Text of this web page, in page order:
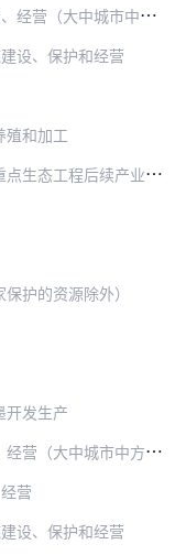
（大中城市中方控股）
设、保护和经营
殖和加工
态工程后续产业开发
护的资源除外）
开发生产
（大中城市中方控股）
营
设、保护和经营